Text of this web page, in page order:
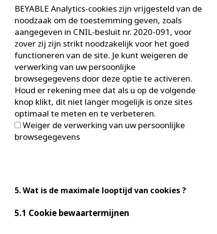
BEYABLE Analytics-cookies zijn vrijgesteld van de
noodzaak om de toestemming geven, zoals
aangegeven in CNIL-besluit nr. 2020-091, voor
zover zij zijn strikt noodzakelijk voor het goed
functioneren van de site. Je kunt weigeren de
verwerking van uw persoonlijke
browsegegevens door deze optie te activeren.
Houd er rekening mee dat als u op de volgende
knop klikt, dit niet langer mogelijk is onze sites
optimaal te meten en te verbeteren.
Weiger de verwerking van uw persoonlijke
browsegegevens
5. Wat is de maximale looptijd van cookies ?
5.1 Cookie bewaartermijnen